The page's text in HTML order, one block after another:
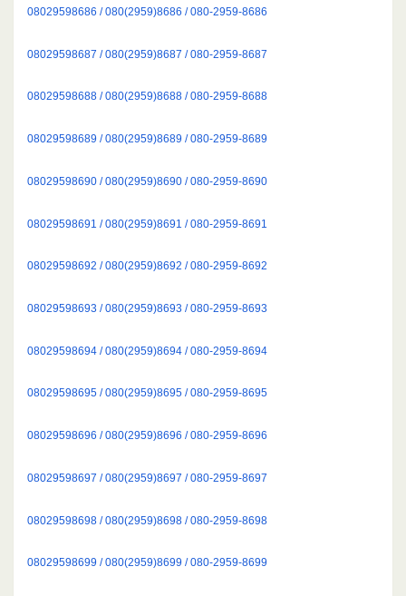
08029598686 / 080(2959)8686 / 080-2959-8686
08029598687 / 080(2959)8687 / 080-2959-8687
08029598688 / 080(2959)8688 / 080-2959-8688
08029598689 / 080(2959)8689 / 080-2959-8689
08029598690 / 080(2959)8690 / 080-2959-8690
08029598691 / 080(2959)8691 / 080-2959-8691
08029598692 / 080(2959)8692 / 080-2959-8692
08029598693 / 080(2959)8693 / 080-2959-8693
08029598694 / 080(2959)8694 / 080-2959-8694
08029598695 / 080(2959)8695 / 080-2959-8695
08029598696 / 080(2959)8696 / 080-2959-8696
08029598697 / 080(2959)8697 / 080-2959-8697
08029598698 / 080(2959)8698 / 080-2959-8698
08029598699 / 080(2959)8699 / 080-2959-8699